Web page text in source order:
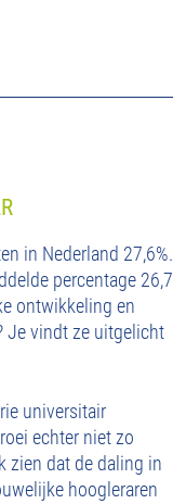
in Nederland 27,6%.
percentage 26,7
ontwikkeling en
Je vindt ze uitgelicht
universitair
echter niet zo
zien dat de daling in
hoogleraren